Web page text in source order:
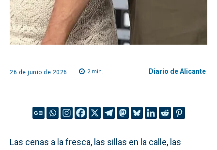
26 de junio de 2026 2min. Diario de Alicante
Las cenas a la fresca, las sillas en la calle, las